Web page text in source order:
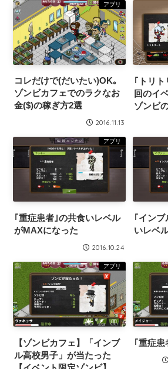
アプリ
コレだけで(だいたい)OK｡
ゾンビカフェでのラクなお
金($)の稼ぎ方2選
2016.11.13
｢トリ
回のイ
ゾンビ
アプリ
｢重症患者｣の共食いレベル
がMAXになった
2016.10.24
｢イン
いレベ
アプリ
【ゾンビカフェ】「インブ
ル高校男子」が当たった
｢重症患